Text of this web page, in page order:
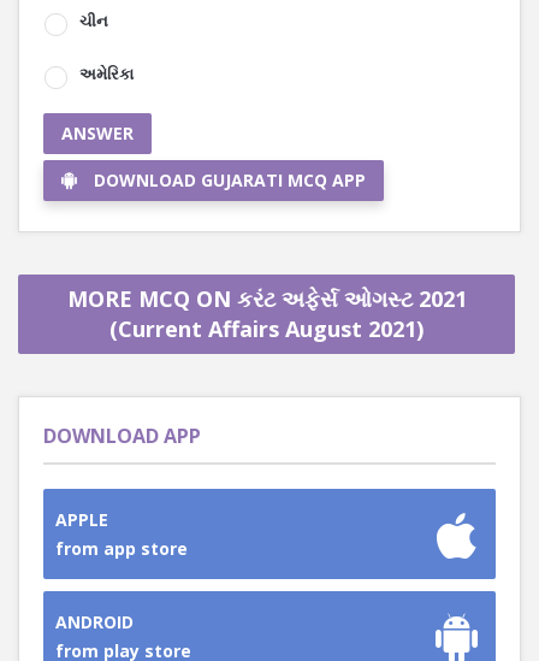
ચીન
અમેરિકા
ANSWER
DOWNLOAD GUJARATI MCQ APP
MORE MCQ ON કરંટ અફેર્સ ઓગસ્ટ 2021
(Current Affairs August 2021)
DOWNLOAD APP
APPLE
from app store
ANDROID
from play store